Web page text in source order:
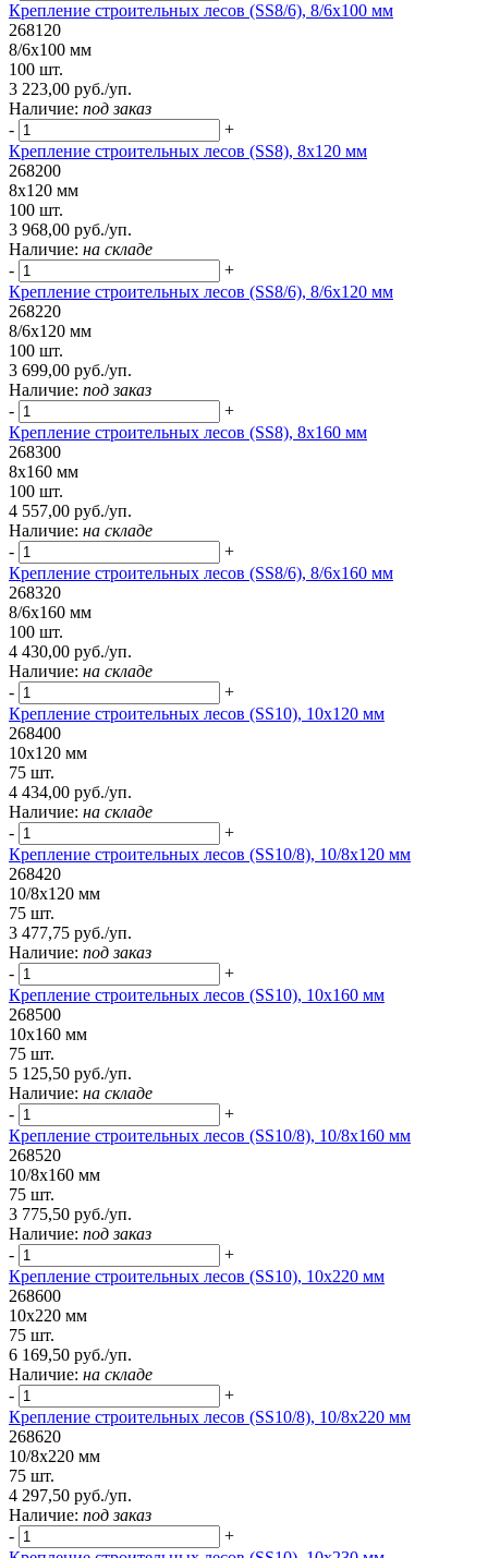
Крепление строительных лесов (SS8/6), 8/6х100 мм
268120
8/6х100 мм
100 шт.
3 223,00 руб./уп.
Наличие: под заказ
-
+
Крепление строительных лесов (SS8), 8х120 мм
268200
8х120 мм
100 шт.
3 968,00 руб./уп.
Наличие: на складе
-
+
Крепление строительных лесов (SS8/6), 8/6х120 мм
268220
8/6х120 мм
100 шт.
3 699,00 руб./уп.
Наличие: под заказ
-
+
Крепление строительных лесов (SS8), 8х160 мм
268300
8х160 мм
100 шт.
4 557,00 руб./уп.
Наличие: на складе
-
+
Крепление строительных лесов (SS8/6), 8/6х160 мм
268320
8/6х160 мм
100 шт.
4 430,00 руб./уп.
Наличие: на складе
-
+
Крепление строительных лесов (SS10), 10х120 мм
268400
10х120 мм
75 шт.
4 434,00 руб./уп.
Наличие: на складе
-
+
Крепление строительных лесов (SS10/8), 10/8х120 мм
268420
10/8х120 мм
75 шт.
3 477,75 руб./уп.
Наличие: под заказ
-
+
Крепление строительных лесов (SS10), 10х160 мм
268500
10х160 мм
75 шт.
5 125,50 руб./уп.
Наличие: на складе
-
+
Крепление строительных лесов (SS10/8), 10/8х160 мм
268520
10/8х160 мм
75 шт.
3 775,50 руб./уп.
Наличие: под заказ
-
+
Крепление строительных лесов (SS10), 10х220 мм
268600
10х220 мм
75 шт.
6 169,50 руб./уп.
Наличие: на складе
-
+
Крепление строительных лесов (SS10/8), 10/8х220 мм
268620
10/8х220 мм
75 шт.
4 297,50 руб./уп.
Наличие: под заказ
-
+